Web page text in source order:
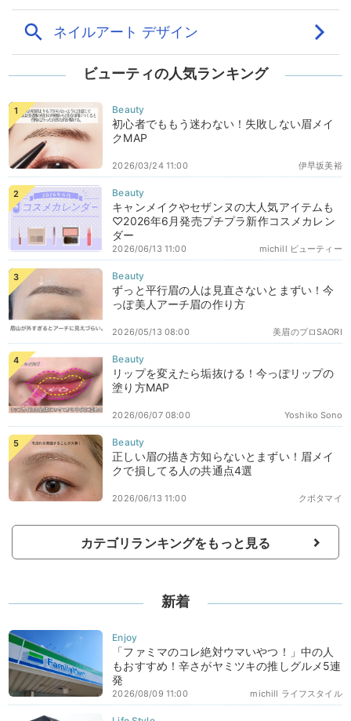
ビューティの人気ランキング
初心者でももう迷わない！失敗しない眉メイ
クMAP
伊早坂美裕
2026/03/24 11:00
キャンメイクやセザンヌの大人気アイテムも
♡2026年6月発売プチプラ新作コスメカレン
ダー
michill ビューティー
2026/06/13 11:00
ずっと平行眉の人は見直さないとまずい！今
っぽ美人アーチ眉の作り方
美眉のプロSAORI
2026/05/13 08:00
リップを変えたら垢抜ける！今っぽリップの
塗り方MAP
Yoshiko Sono
2026/06/07 08:00
正しい眉の描き方知らないとまずい！眉メイ
クで損してる人の共通点4選
クボタマイ
2026/06/13 11:00
カテゴリランキングをもっと見る
新着
「ファミマのコレ絶対ウマいやつ！」中の人
もおすすめ！辛さがヤミツキの推しグルメ5連
発
michill ライフスタイル
2026/08/09 11:00